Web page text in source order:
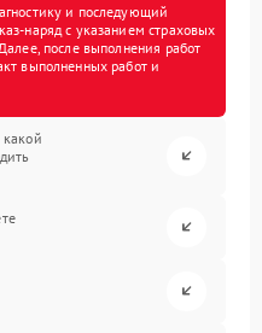
и последующий
наряд с указанием страховых
после выполнения работ
выполненных работ и